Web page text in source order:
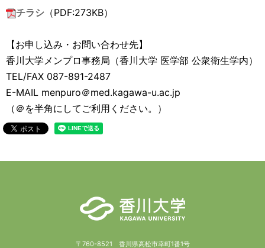
チラシ （PDF:273KB）
【お申し込み・お問い合わせ先】
香川大学メンプロ事務局（香川大学 医学部 公衆衛生学内）
TEL/FAX 087-891-2487
E-MAIL menpuro＠med.kagawa-u.ac.jp
（＠を半角にしてご利用ください。）
〒760-8521 香川県高松市幸町1番1号